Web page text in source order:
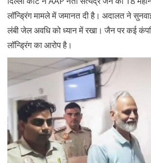
लॉन्ड्रिंग मामले में जमानत दी है। अदालत ने
लंबी जेल अवधि को ध्यान में रखा। जैन पर कई
लॉन्ड्रिंग का आरोप है।